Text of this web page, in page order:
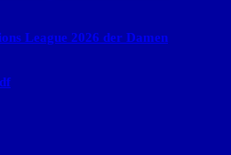
League 2026 der Damen